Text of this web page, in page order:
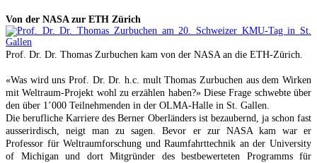
Von der NASA zur ETH Zürich
Prof. Dr. Dr. Thomas Zurbuchen kam von der NASA an die ETH-Zürich.
«Was wird uns Prof. Dr. Dr. h.c. mult Thomas Zurbuchen aus dem Wirken
mit Weltraum-Projekt wohl zu erzählen haben?» Diese Frage schwebte über
den über 1’000 Teilnehmenden in der OLMA-Halle in St. Gallen.
Die berufliche Karriere des Berner Oberländers ist bezaubernd, ja schon fast
ausserirdisch, neigt man zu sagen. Bevor er zur NASA kam war er
Professor für Weltraumforschung und Raumfahrttechnik an der University
of Michigan und dort Mitgründer des bestbewerteten Programms für